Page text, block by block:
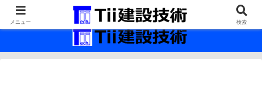
最新の建設技術の情報インフラ。
メニュー 検索